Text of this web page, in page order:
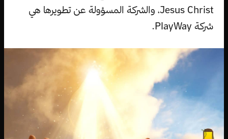
Jesus Christ، والشركة المسؤولة عن تطويرها هي
شركة PlayWay.